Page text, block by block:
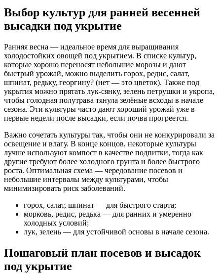
Выбор культур для ранней весенней
высадки под укрытие
Ранняя весна — идеальное время для выращивания
холодостойких овощей под укрытием. В списке культур,
которые хорошо переносят небольшие морозы и дают
быстрый урожай, можно выделить горох, редис, салат,
шпинат, редьку, георгину? (нет — это цветок). Также под
укрытия можно прятать лук-сянку, зелень петрушки и укропа,
чтобы голодная полутрава тянула зелёные всходы в начале
сезона. Эти культуры часто дают хороший урожай уже в
первые недели после высадки, если почва прогреется.
Важно сочетать культуры так, чтобы они не конкурировали за
освещение и влагу. В конце концов, некоторые культуры
лучше используют компост в качестве подпитки, тогда как
другие требуют более холодного грунта и более быстрого
роста. Оптимальная схема — чередование посевов и
небольшие интервалы между культурами, чтобы
минимизировать риск заболеваний.
горох, салат, шпинат — для быстрого старта;
морковь, редис, редька — для ранних и умеренно
холодных условий;
лук, зелень — для устойчивой основы в начале сезона.
Пошаговый план посевов и высадок
под укрытие